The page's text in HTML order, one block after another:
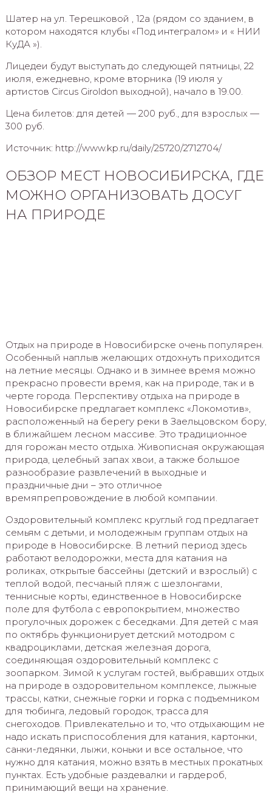
Шатер на ул. Терешковой , 12а (рядом со зданием, в
котором находятся клубы «Под интегралом» и « НИИ
КуДА »).
Лицедеи будут выступать до следующей пятницы, 22
июля, ежедневно, кроме вторника (19 июля у
артистов Circus Giroldon выходной), начало в 19.00.
Цена билетов: для детей — 200 руб., для взрослых —
300 руб.
Источник: http://www.kp.ru/daily/25720/2712704/
ОБЗОР МЕСТ НОВОСИБИРСКА, ГДЕ
МОЖНО ОРГАНИЗОВАТЬ ДОСУГ
НА ПРИРОДЕ
Отдых на природе в Новосибирске очень популярен.
Особенный наплыв желающих отдохнуть приходится
на летние месяцы. Однако и в зимнее время можно
прекрасно провести время, как на природе, так и в
черте города. Перспективу отдыха на природе в
Новосибирске предлагает комплекс «Локомотив»,
расположенный на берегу реки в Заельцовском бору,
в ближайшем лесном массиве. Это традиционное
для горожан место отдыха. Живописная окружающая
природа, целебный запах хвои, а также большое
разнообразие развлечений в выходные и
праздничные дни – это отличное
времяпрепровождение в любой компании.
Оздоровительный комплекс круглый год предлагает
семьям с детьми, и молодежным группам отдых на
природе в Новосибирске. В летний период здесь
работают велодорожки, места для катания на
роликах, открытые бассейны (детский и взрослый) с
теплой водой, песчаный пляж с шезлонгами,
теннисные корты, единственное в Новосибирске
поле для футбола с европокрытием, множество
прогулочных дорожек с беседками. Для детей с мая
по октябрь функционирует детский мотодром с
квадроциклами, детская железная дорога,
соединяющая оздоровительный комплекс с
зоопарком. Зимой к услугам гостей, выбравших отдых
на природе в оздоровительном комплексе, лыжные
трассы, катки, снежные горки и горка с подъемником
для тюбинга, ледовый городок, трасса для
снегоходов. Привлекательно и то, что отдыхающим не
надо искать приспособления для катания, картонки,
санки-ледянки, лыжи, коньки и все остальное, что
нужно для катания, можно взять в местных прокатных
пунктах. Есть удобные раздевалки и гардероб,
принимающий вещи на хранение.